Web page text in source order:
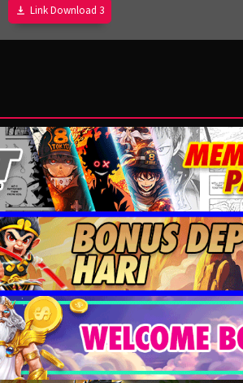
Link Download 3